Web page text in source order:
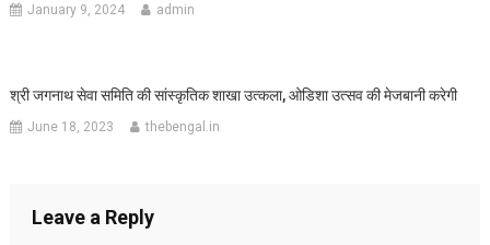
January 9, 2024 admin
श्री जगनाथ सेवा समिति की सांस्कृतिक शाखा उत्कला, ओडिशा उत्सव की मेजबानी करेगी
June 18, 2023 thebengal.in
Leave a Reply